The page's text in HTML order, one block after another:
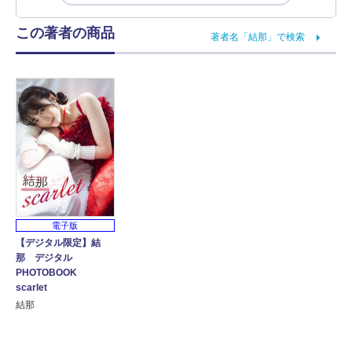
この著者の商品 著者名「結那」で検索
電子版
【デジタル限定】結
那 デジタル
PHOTOBOOK
scarlet
結那